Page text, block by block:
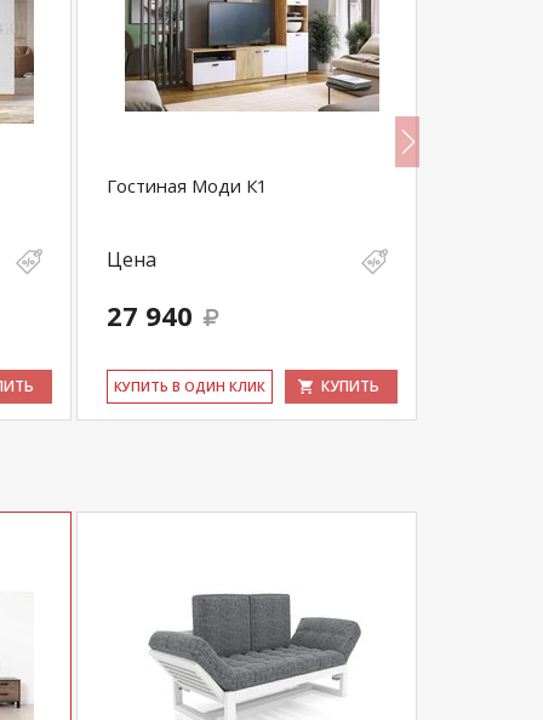
Гостиная Моди К1
Цена
27 940
КУ­ПИТЬ В ОДИН КЛИК КУПИТЬ